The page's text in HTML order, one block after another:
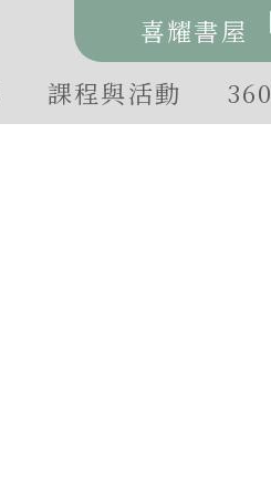
喜耀書屋
課程與活動 360